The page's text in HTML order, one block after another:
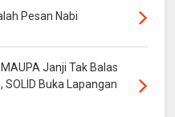
Pesan Nabi
Janji Tak Balas
SOLID Buka Lapangan